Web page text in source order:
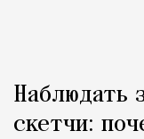
Наблюдать
скетчи: